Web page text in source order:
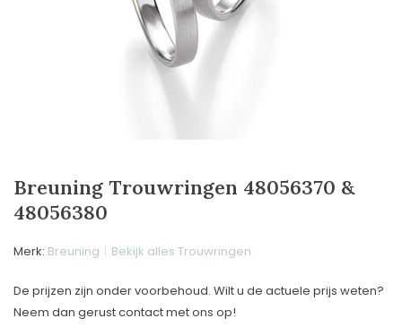
Breuning Trouwringen 48056370 &
48056380
Merk: Breuning Bekijk alles Trouwringen
De prijzen zijn onder voorbehoud. Wilt u de actuele prijs weten?
Neem dan gerust contact met ons op!